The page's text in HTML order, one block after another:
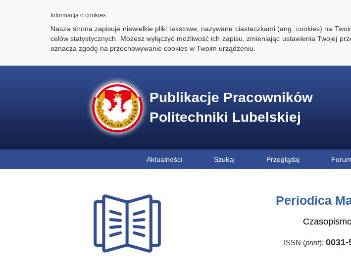
Informacja o cookies
Nasza strona zapisuje niewielkie pliki tekstowe, nazywane ciasteczkami (ang. cookies) na
celów statystycznych. Możesz wyłączyć możliwość ich zapisu, zmieniając ustawienia Twojej
oznacza zgodę na przechowywanie cookies w Twoim urządzeniu.
Publikacje Pracowników
Politechniki Lubelskiej
Aktualności Szukaj Przeglądaj Forum
Periodica
ISSN (print): 0031-